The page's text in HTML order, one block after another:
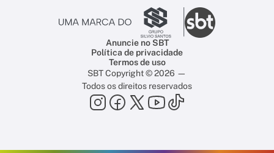
Anuncie no SBT
Política de privacidade
Termos de uso
SBT Copyright © 2026 —
Todos os direitos reservados